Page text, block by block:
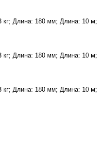
кг; Длина: 180 мм; Длина: 10 м;
кг; Длина: 180 мм; Длина: 10 м;
кг; Длина: 180 мм; Длина: 10 м;